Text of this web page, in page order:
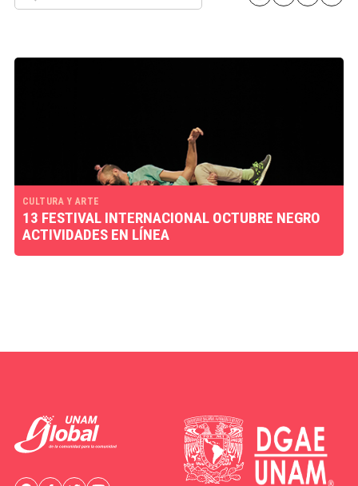
CULTURA Y ARTE
13 FESTIVAL INTERNACIONAL OCTUBRE NEGRO
ACTIVIDADES EN LÍNEA